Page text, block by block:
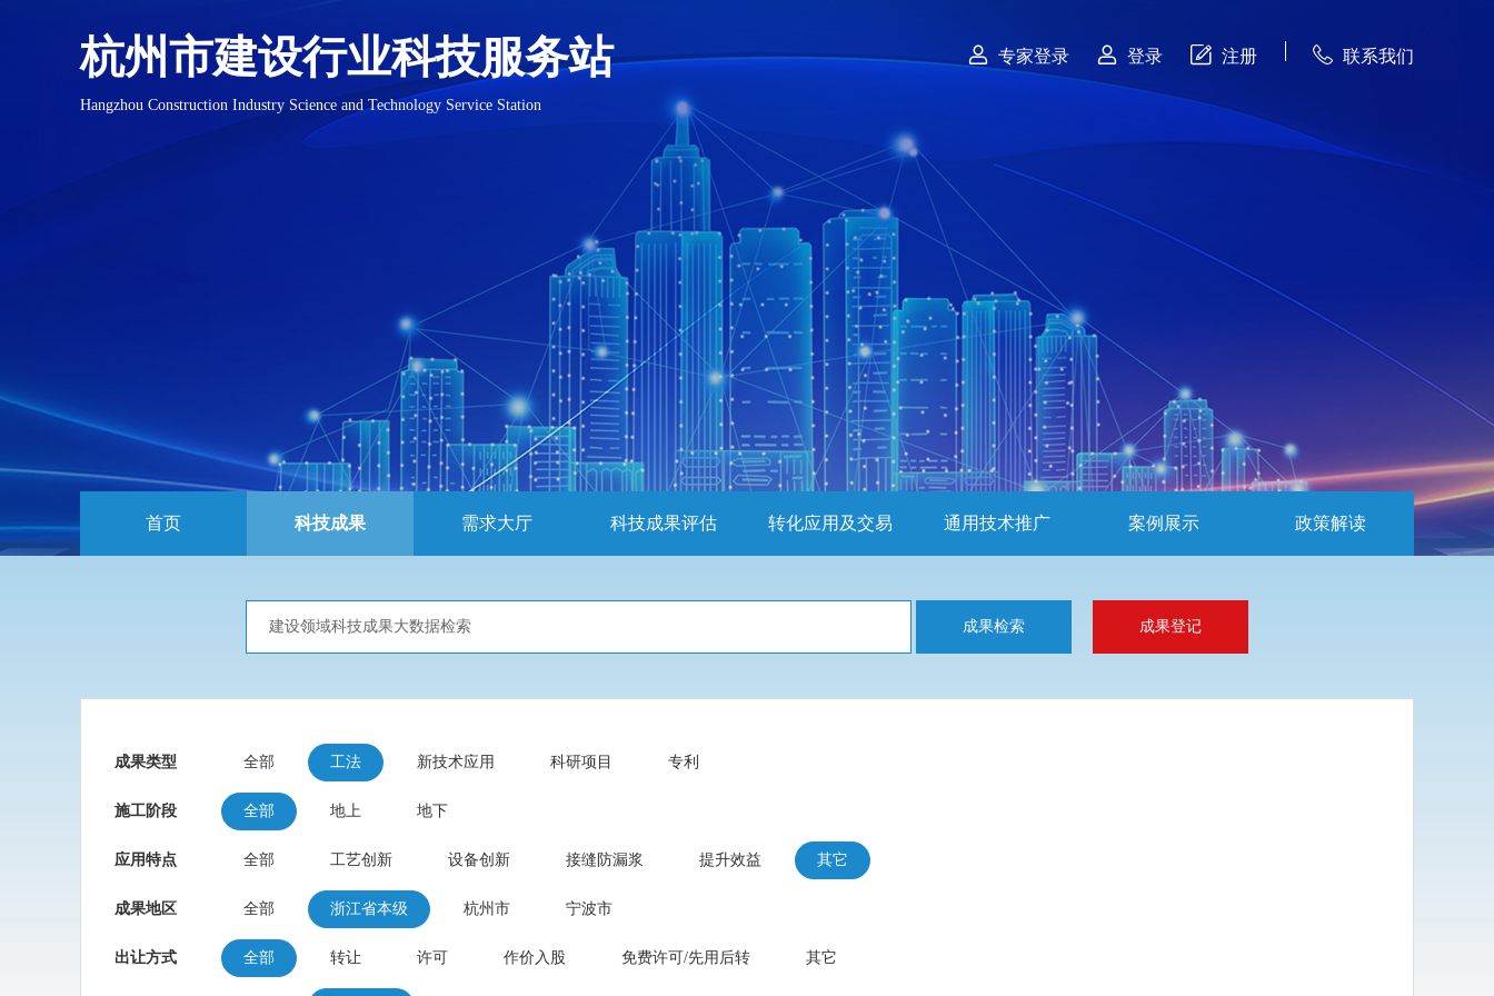
杭州市建设行业科技服务站
Hangzhou Construction Industry Science and Technology Service Station
 专家登录  登录  注册  联系我们
首页 科技成果 需求大厅 科技成果评估 转化应用及交易 通用技术推广 案例展示 政策解读
成果检索 成果登记
成果类型 全部 工法 新技术应用 科研项目 专利
施工阶段 全部 地上 地下
应用特点 全部 工艺创新 设备创新 接缝防漏浆 提升效益 其它
成果地区 全部 浙江省本级 杭州市 宁波市
出让方式 全部 转让 许可 作价入股 免费许可/先用后转 其它